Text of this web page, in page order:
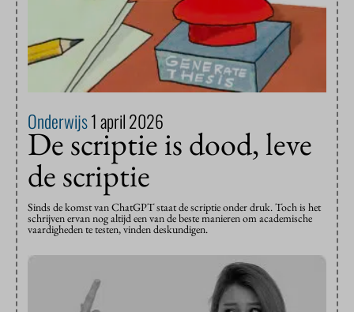
Onderwijs1 april 2026
De scriptie is dood, leve
de scriptie
Sinds de komst van ChatGPT staat de scriptie onder druk. Toch is het
schrijven ervan nog altijd een van de beste manieren om academische
vaardigheden te testen, vinden deskundigen.